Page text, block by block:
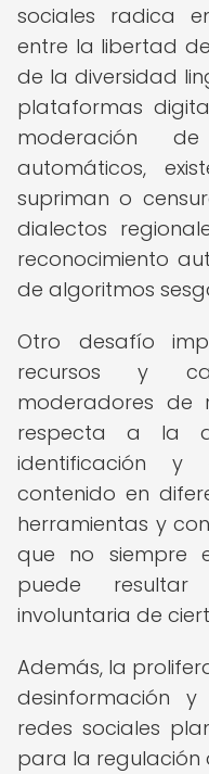
sociales radica
entre la libertad
de la diversidad
plataformas
moderación
automáticos,
supriman o
dialectos
reconocimiento
de algoritmos
Otro desafío
recursos y
moderadores de
respecta a la
identificación y
contenido en
herramientas y
que no siempre
puede
involuntaria de
Además, la
desinformación
redes sociales
para la regulación